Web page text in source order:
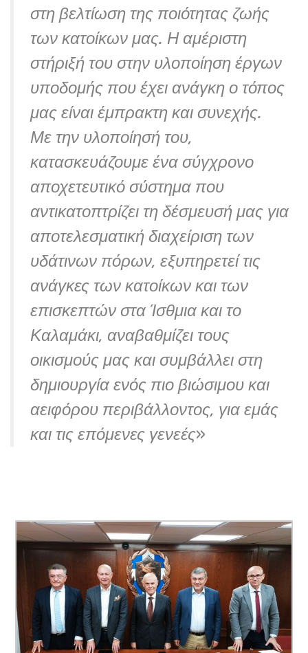
στη βελτίωση της ποιότητας ζωής
των κατοίκων μας. Η αμέριστη
στήριξή του στην υλοποίηση έργων
υποδομής που έχει ανάγκη ο τόπος
μας είναι έμπρακτη και συνεχής.
Με την υλοποίησή του,
κατασκευάζουμε ένα σύγχρονο
αποχετευτικό σύστημα που
αντικατοπτρίζει τη δέσμευσή μας για
αποτελεσματική διαχείριση των
υδάτινων πόρων, εξυπηρετεί τις
ανάγκες των κατοίκων και των
επισκεπτών στα Ίσθμια και το
Καλαμάκι, αναβαθμίζει τους
οικισμούς μας και συμβάλλει στη
δημιουργία ενός πιο βιώσιμου και
αειφόρου περιβάλλοντος, για εμάς
και τις επόμενες γενεές»